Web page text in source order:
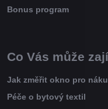
Bonus program
Co Vás může
Jak změřit okno pro
Péče o bytový textil